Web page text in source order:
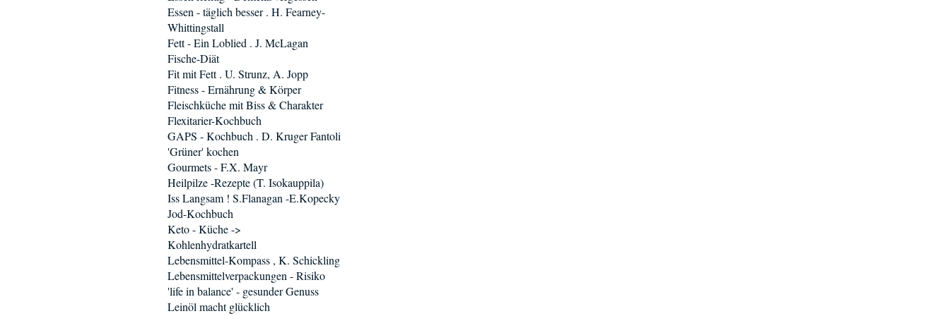
Essen - täglich besser . H. Fearney-
Whittingstall
Fett - Ein Loblied . J. McLagan
Fische-Diät
Fit mit Fett . U. Strunz, A. Jopp
Fitness - Ernährung & Körper
Fleischküche mit Biss & Charakter
Flexitarier-Kochbuch
GAPS - Kochbuch . D. Kruger Fantoli
'Grüner' kochen
Gourmets - F.X. Mayr
Heilpilze -Rezepte (T. Isokauppila)
Iss Langsam ! S.Flanagan -E.Kopecky
Jod-Kochbuch
Keto - Küche ->
Kohlenhydratkartell
Lebensmittel-Kompass , K. Schickling
Lebensmittelverpackungen - Risiko
'life in balance' - gesunder Genuss
Leinöl macht glücklich